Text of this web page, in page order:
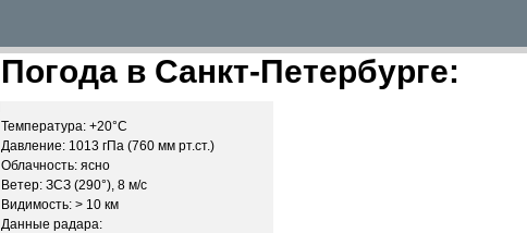
Погода в Санкт-Петербурге:
Температура: +20°C
Давление: 1013 гПа (760 мм рт.ст.)
Облачность: ясно
Ветер: ЗСЗ (290°), 8 м/c
Видимость: > 10 км
Данные радара: